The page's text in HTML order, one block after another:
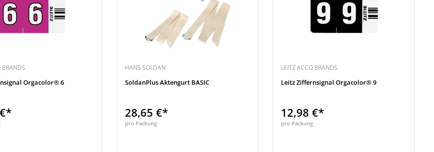
BRANDS
Orgacolor® 6
HANS SOLDAN
SoldanPlus Aktengurt BASIC
28,65 €*
pro Packung
LEITZ ACCO BRANDS
Leitz Ziffernsignal Orgacolor® 9
12,98 €*
pro Packung